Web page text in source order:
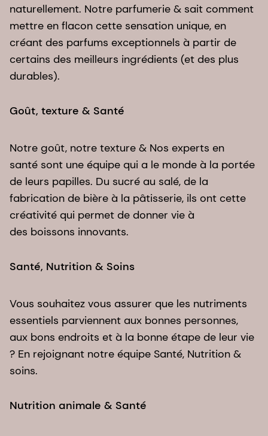
naturellement. Notre parfumerie & sait comment
mettre en flacon cette sensation unique, en
créant des parfums exceptionnels à partir de
certains des meilleurs ingrédients (et des plus
durables).
Goût, texture & Santé
Notre goût, notre texture & Nos experts en
santé sont une équipe qui a le monde à la portée
de leurs papilles. Du sucré au salé, de la
fabrication de bière à la pâtisserie, ils ont cette
créativité qui permet de donner vie à
des boissons innovants.
Santé, Nutrition & Soins
Vous souhaitez vous assurer que les nutriments
essentiels parviennent aux bonnes personnes,
aux bons endroits et à la bonne étape de leur vie
? En rejoignant notre équipe Santé, Nutrition &
soins.
Nutrition animale & Santé